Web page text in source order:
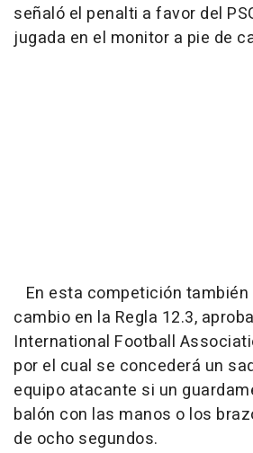
señaló el penalti a favor del
jugada en el monitor a pie de
En esta competición
cambio en la Regla 12.3,
International Football
por el cual se concederá un
equipo atacante si un
balón con las manos o los
de ocho segundos.